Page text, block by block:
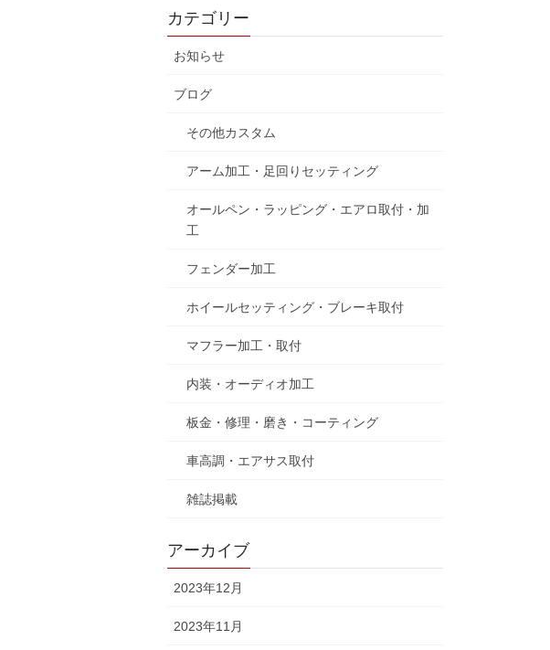
カテゴリー
お知らせ
ブログ
その他カスタム
アーム加工・足回りセッティング
オールペン・ラッピング・エアロ取付・加
工
フェンダー加工
ホイールセッティング・ブレーキ取付
マフラー加工・取付
内装・オーディオ加工
板金・修理・磨き・コーティング
車高調・エアサス取付
雑誌掲載
アーカイブ
2023年12月
2023年11月